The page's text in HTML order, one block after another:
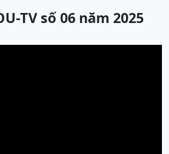
TV số 06 năm 2025